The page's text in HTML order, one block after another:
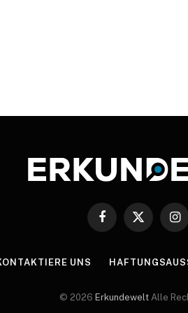
Facebook
X
UNS
© 2026 Erkundewelt Alle